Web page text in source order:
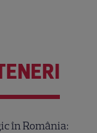
în România: